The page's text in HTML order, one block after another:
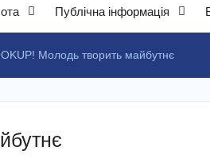
Публічна інформація
Молодь творить майбутнє